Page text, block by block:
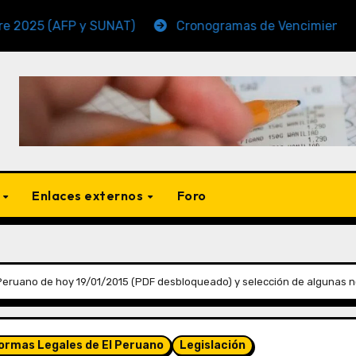
y SUNAT) Cronogramas de Vencimiento Periodo
Enlaces externos Foro
de hoy 19/01/2015 (PDF desbloqueado) y selección de algunas
Legales de El Peruano Legislación